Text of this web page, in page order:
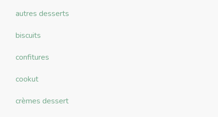
autres desserts
biscuits
confitures
cookut
crèmes dessert